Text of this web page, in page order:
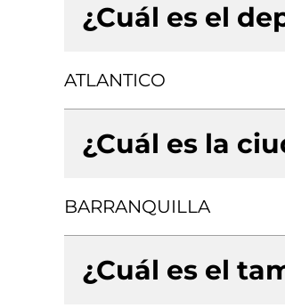
¿Cuál es el
ATLANTICO
¿Cuál es la
BARRANQUILLA
¿Cuál es el